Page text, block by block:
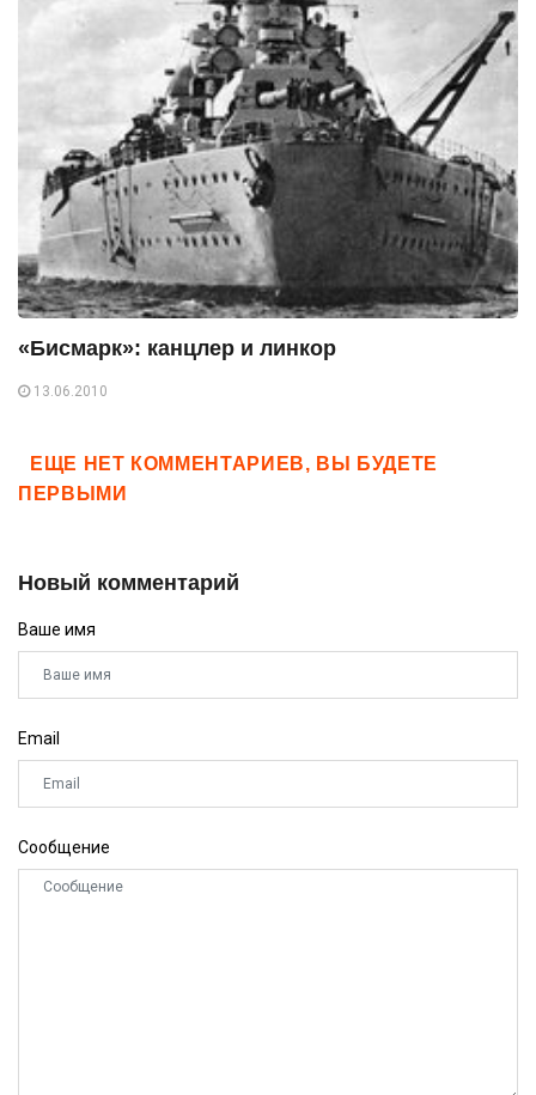
«Бисмарк»: канцлер и линкор
13.06.2010
ЕЩЕ НЕТ КОММЕНТАРИЕВ, ВЫ БУДЕТЕ
ПЕРВЫМИ
Новый комментарий
Ваше имя
Email
Сообщение